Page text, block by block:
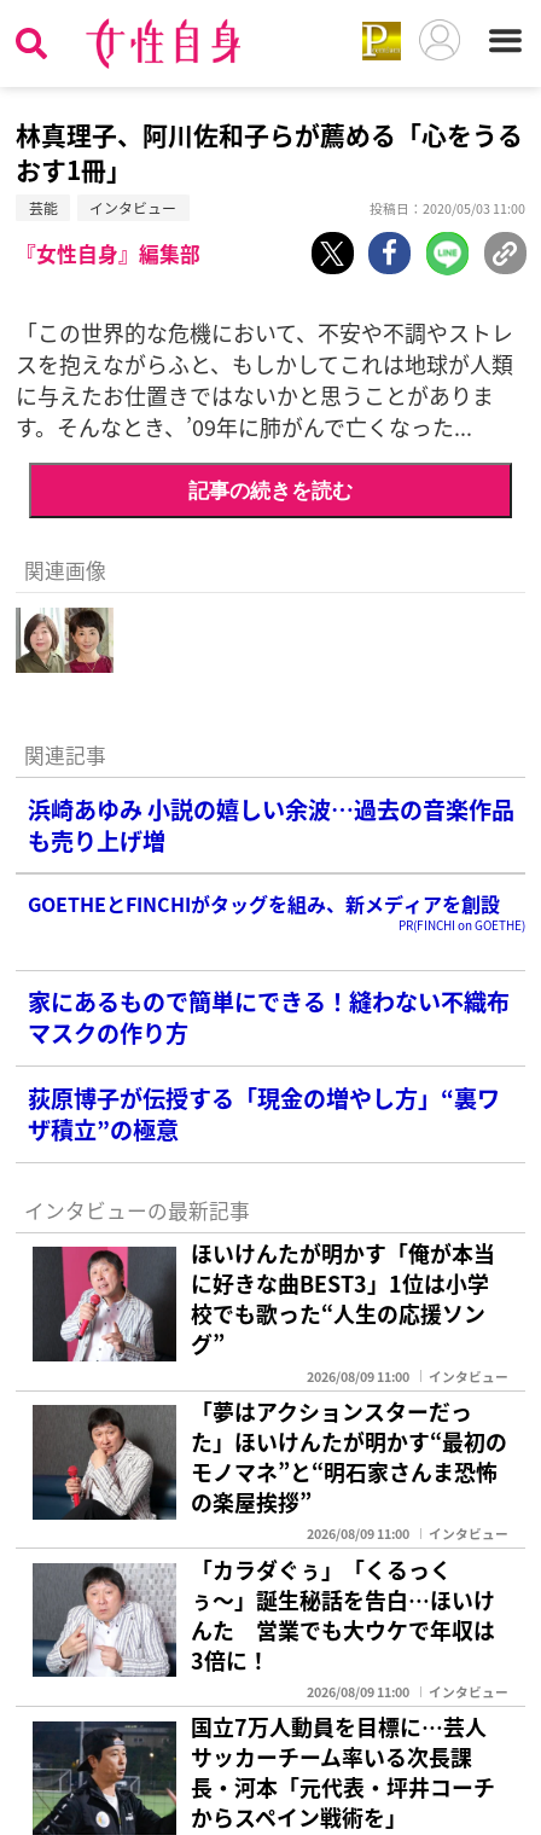
林真理子、阿川佐和子らが薦める「心をうる
おす1冊」
芸能 インタビュー 投稿日：2020/05/03 11:00
『女性自身』編集部
「この世界的な危機において、不安や不調やストレ
スを抱えながらふと、もしかしてこれは地球が人類
に与えたお仕置きではないかと思うことがありま
す。そんなとき、’09年に肺がんで亡くなった...
記事の続きを読む
関連画像
関連記事
浜崎あゆみ 小説の嬉しい余波…過去の音楽作品
も売り上げ増
GOETHEとFINCHIがタッグを組み、新メディアを創設
PR(FINCHI on GOETHE)
家にあるもので簡単にできる！縫わない不織布
マスクの作り方
荻原博子が伝授する「現金の増やし方」“裏ワ
ザ積立”の極意
インタビューの最新記事
ほいけんたが明かす「俺が本当
に好きな曲BEST3」1位は小学
校でも歌った“人生の応援ソン
グ”
2026/08/09 11:00 インタビュー
「夢はアクションスターだっ
た」ほいけんたが明かす“最初の
モノマネ”と“明石家さんま恐怖
の楽屋挨拶”
2026/08/09 11:00 インタビュー
「カラダぐぅ」「くるっく
ぅ〜」誕生秘話を告白…ほいけ
んた 営業でも大ウケで年収は
3倍に！
2026/08/09 11:00 インタビュー
国立7万人動員を目標に…芸人
サッカーチーム率いる次長課
長・河本「元代表・坪井コーチ
からスペイン戦術を」